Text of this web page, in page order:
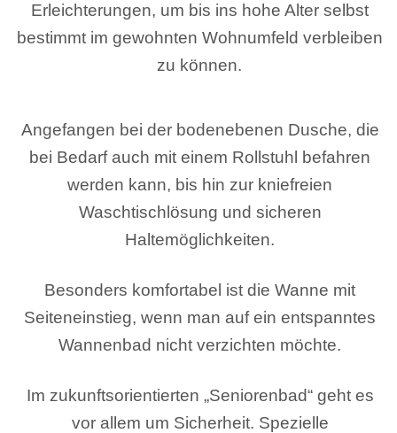
Erleichterungen, um bis ins hohe Alter selbst
bestimmt im gewohnten Wohnumfeld verbleiben
zu können.
Angefangen bei der bodenebenen Dusche, die
bei Bedarf auch mit einem Rollstuhl befahren
werden kann, bis hin zur kniefreien
Waschtischlösung und sicheren
Haltemöglichkeiten.
Besonders komfortabel ist die Wanne mit
Seiteneinstieg, wenn man auf ein entspanntes
Wannenbad nicht verzichten möchte.
Im zukunftsorientierten „Seniorenbad“ geht es
vor allem um Sicherheit. Spezielle